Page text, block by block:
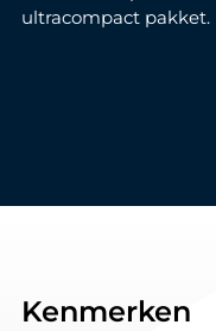
ultracompact pakket.
Kenmerken